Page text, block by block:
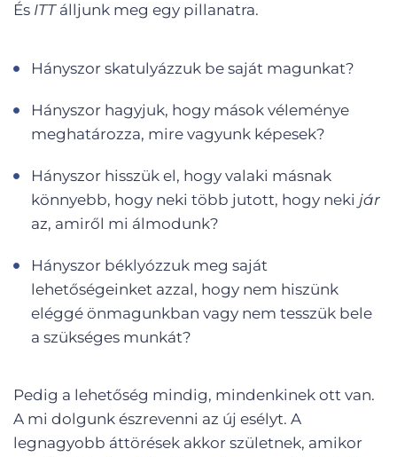
És ITTálljunk meg egy pillanatra.
Hányszor skatulyázzuk be saját magunkat?
Hányszor hagyjuk, hogy mások véleménye
meghatározza, mire vagyunk képesek?
Hányszor hisszük el, hogy valaki másnak
könnyebb, hogy neki több jutott, hogy neki jár
az, amiről mi álmodunk?
Hányszor béklyózzuk meg saját
lehetőségeinket azzal, hogy nem hiszünk
eléggé önmagunkban vagy nem tesszük bele
a szükséges munkát?
Pedig a lehetőség mindig, mindenkinek ott van.
A mi dolgunk észrevenni az új esélyt. A
legnagyobb áttörések akkor születnek, amikor